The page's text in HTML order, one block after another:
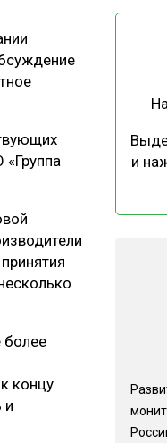
ТЕХНОЛОГИИ
КАЛЕНДАРЬ
более
концу
и
и